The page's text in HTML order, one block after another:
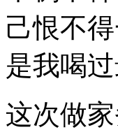
己恨不
是我喝过
这次做